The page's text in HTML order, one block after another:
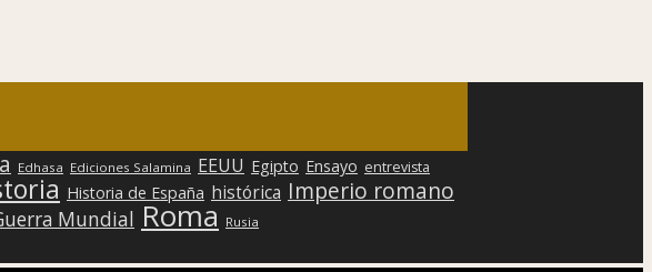
Edhasa Ediciones Salamina EEUU Egipto Ensayo entrevista
Historia de España histórica Imperio romano
Mundial Roma Rusia